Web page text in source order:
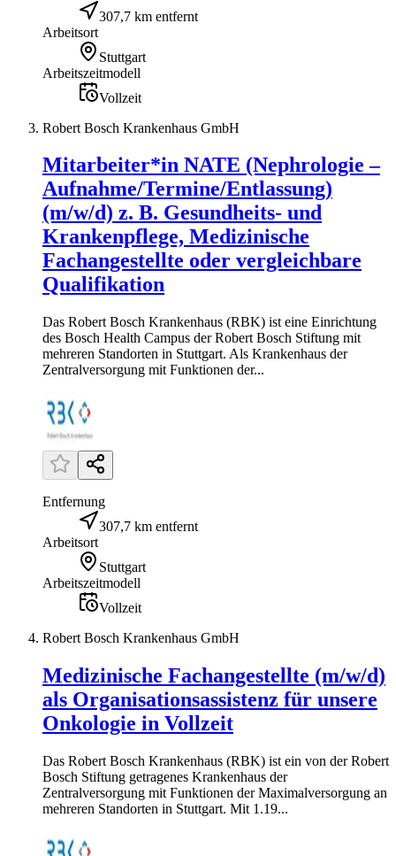
307,7 km entfernt
Arbeitsort
Stuttgart
Arbeitszeitmodell
Vollzeit
Robert Bosch Krankenhaus GmbH
Mitarbeiter*in NATE (Nephrologie –
Aufnahme/Termine/Entlassung)
(m/w/d) z. B. Gesundheits- und
Krankenpflege, Medizinische
Fachangestellte oder vergleichbare
Qualifikation
Das Robert Bosch Krankenhaus (RBK) ist eine Einrichtung
des Bosch Health Campus der Robert Bosch Stiftung mit
mehreren Standorten in Stuttgart. Als Krankenhaus der
Zentralversorgung mit Funktionen der...
Entfernung
307,7 km entfernt
Arbeitsort
Stuttgart
Arbeitszeitmodell
Vollzeit
Robert Bosch Krankenhaus GmbH
Medizinische Fachangestellte (m/w/d)
als Organisationsassistenz für unsere
Onkologie in Vollzeit
Das Robert Bosch Krankenhaus (RBK) ist ein von der Robert
Bosch Stiftung getragenes Krankenhaus der
Zentralversorgung mit Funktionen der Maximalversorgung an
mehreren Standorten in Stuttgart. Mit 1.19...